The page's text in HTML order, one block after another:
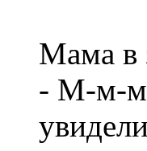
Мама в
- М-м-